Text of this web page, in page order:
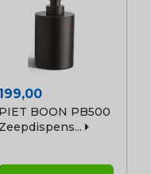
Prijs
199,00
PIET BOON PB500
Zeepdispens...